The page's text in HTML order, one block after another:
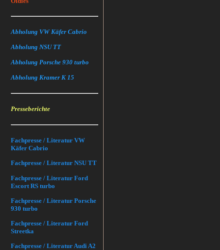
Abholung VW Käfer Cabrio
Abholung NSU TT
Abholung Porsche 930 turbo
Abholung Kramer K 15
Presseberichte
Fachpresse / Literatur VW
Käfer Cabrio
Fachpresse / Literatur NSU TT
Fachpresse / Literatur Ford
Escort RS turbo
Fachpresse / Literatur Porsche
930 turbo
Fachpresse / Literatur Ford
Streetka
Fachpresse / Literatur Audi A2